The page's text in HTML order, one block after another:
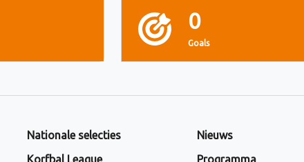
0
Goals
Nationale selecties
Korfbal League
Nieuws
Programma